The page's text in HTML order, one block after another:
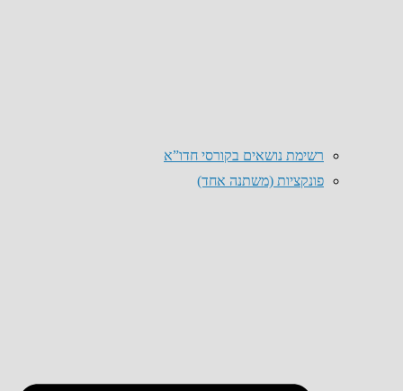
רשימת נושאים בקורסי חדו”א
פונקציות (משתנה אחד)